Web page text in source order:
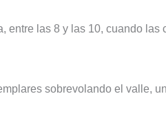
entre las 8 y las 10, cuando
sobrevolando el valle,